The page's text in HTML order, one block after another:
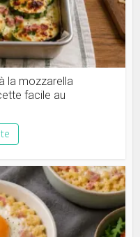
la mozzarella
facile au